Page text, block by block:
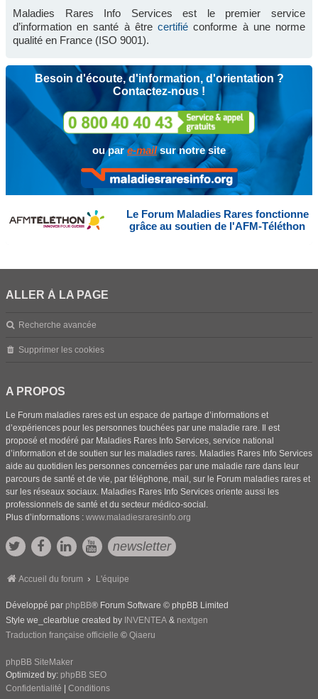
Maladies Rares Info Services est le premier service
d’information en santé à êtrecertifié conforme à une norme
qualité en France (ISO 9001).
Besoin d'écoute, d'information, d'orientation ?
Contactez-nous !
ou pare-mailsur notre site
Le Forum Maladies Rares fonctionne
grâce au soutien de l'AFM-Téléthon
ALLER À LA PAGE
Recherche avancée
Supprimer les cookies
A PROPOS
Le Forum maladies rares est un espace de partage d’informations et
d’expériences pour les personnes touchées par une maladie rare. Il est
proposé et modéré par Maladies Rares Info Services, service national
d’information et de soutien sur les maladies rares. Maladies Rares Info Services
aide au quotidien les personnes concernées par une maladie rare dans leur
parcours de santé et de vie, par téléphone, mail, sur le Forum maladies rares et
sur les réseaux sociaux. Maladies Rares Info Services oriente aussi les
professionnels de santé et du secteur médico-social.
Plus d’informations : www.maladiesraresinfo.org
newsletter
Accueil du forum L'équipe
Développé par phpBB® Forum Software © phpBB Limited
Style we_clearblue created by INVENTEA & nextgen
Traduction française officielle © Qiaeru
phpBB SiteMaker
Optimized by: phpBB SEO
Confidentialité
Conditions